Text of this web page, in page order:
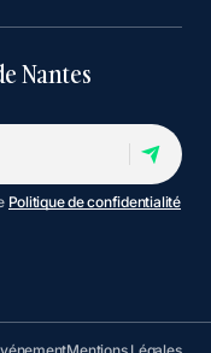
Nantes
Politique de confidentialité